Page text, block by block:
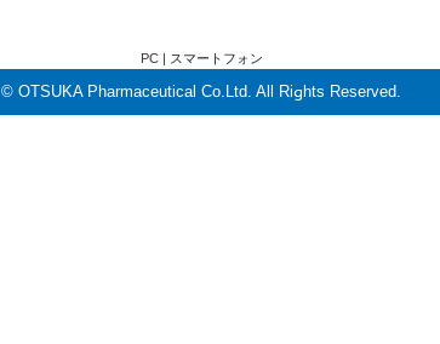
PC | スマートフォン
© OTSUKA Pharmaceutical Co.Ltd. All Rights Reserved.